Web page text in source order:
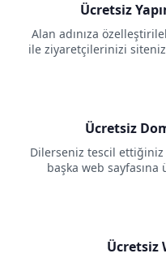
Ücretsiz
Alan adınıza
ile ziyaretçilerinizi
Ücretsiz
Dilerseniz tescil ettiğiniz
başka web
Ücretsiz